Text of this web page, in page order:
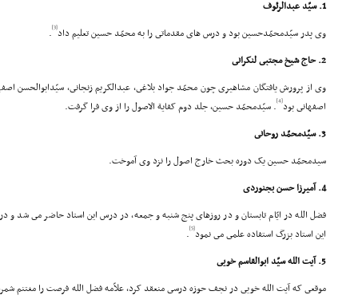
1. سیّد عبدالرئوف
وى پدر سیّدمحمّدحسین بود و درس هاى مقدماتى را به محمّد حسین تعلیم داد[3]
.
2. حاج شیخ مجتبى لنکرانى
وى از پرورش یافتگان مشاهیرى چون محمّد جواد بلاغى، عبدالکریم زنجانى، سیّدابوالحسن
اصفهانى بود[4] . سیّدمحمّد حسین، جلد دوم کفایة الاصول را از وى فرا گرفت.
3. سیّدمحمّد روحانى
سیدمحمّد حسین یک دوره بحث خارج اصول را نزد وى آموخت.
4. آمیرزا حسن بجنوردى
فضل الله در ایّام تابستان و در روزهاى پنج شنبه و جمعه، در درس این استاد حاضر مى شد
این استاد بزرگ استفاده علمى مى نمود[5]
.
5. آیت الله سیّد ابوالقاسم خویى
موقعى که آیت الله خویى در نجف حوزه درسى منعقد کرد، علاّمه فضل الله فرصت را مغتنم